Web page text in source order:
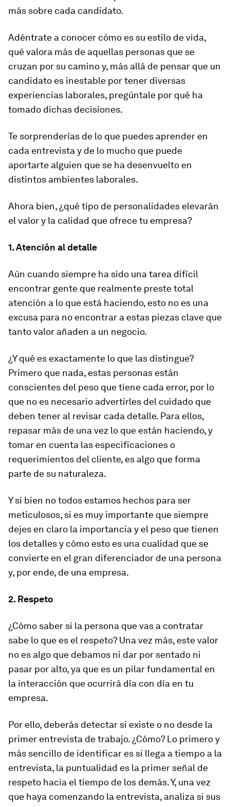
más sobre cada candidato.
Adéntrate a conocer cómo es su estilo de vida,
qué valora más de aquellas personas que se
cruzan por su camino y, más allá de pensar que un
candidato es inestable por tener diversas
experiencias laborales, pregúntale por qué ha
tomado dichas decisiones.
Te sorprenderías de lo que puedes aprender en
cada entrevista y de lo mucho que puede
aportarte alguien que se ha desenvuelto en
distintos ambientes laborales.
Ahora bien, ¿qué tipo de personalidades elevarán
el valor y la calidad que ofrece tu empresa?
1. Atención al detalle
Aún cuando siempre ha sido una tarea difícil
encontrar gente que realmente preste total
atención a lo que está haciendo, esto no es una
excusa para no encontrar a estas piezas clave que
tanto valor añaden a un negocio.
¿Y qué es exactamente lo que las distingue?
Primero que nada, estas personas están
conscientes del peso que tiene cada error, por lo
que no es necesario advertirles del cuidado que
deben tener al revisar cada detalle. Para ellos,
repasar más de una vez lo que están haciendo, y
tomar en cuenta las especificaciones o
requerimientos del cliente, es algo que forma
parte de su naturaleza.
Y si bien no todos estamos hechos para ser
meticulosos, si es muy importante que siempre
dejes en claro la importancia y el peso que tienen
los detalles y cómo esto es una cualidad que se
convierte en el gran diferenciador de una persona
y, por ende, de una empresa.
2. Respeto
¿Cómo saber si la persona que vas a contratar
sabe lo que es el respeto? Una vez más, este valor
no es algo que debamos ni dar por sentado ni
pasar por alto, ya que es un pilar fundamental en
la interacción que ocurrirá día con día en tu
empresa.
Por ello, deberás detectar si existe o no desde la
primer entrevista de trabajo. ¿Cómo? Lo primero y
más sencillo de identificar es si llega a tiempo a la
entrevista, la puntualidad es la primer señal de
respeto hacia el tiempo de los demás. Y, una vez
que haya comenzando la entrevista, analiza si sus